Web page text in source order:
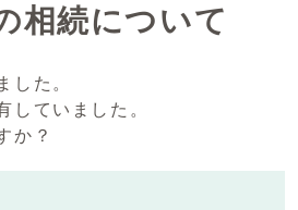
相続について
した。
していました。
か？